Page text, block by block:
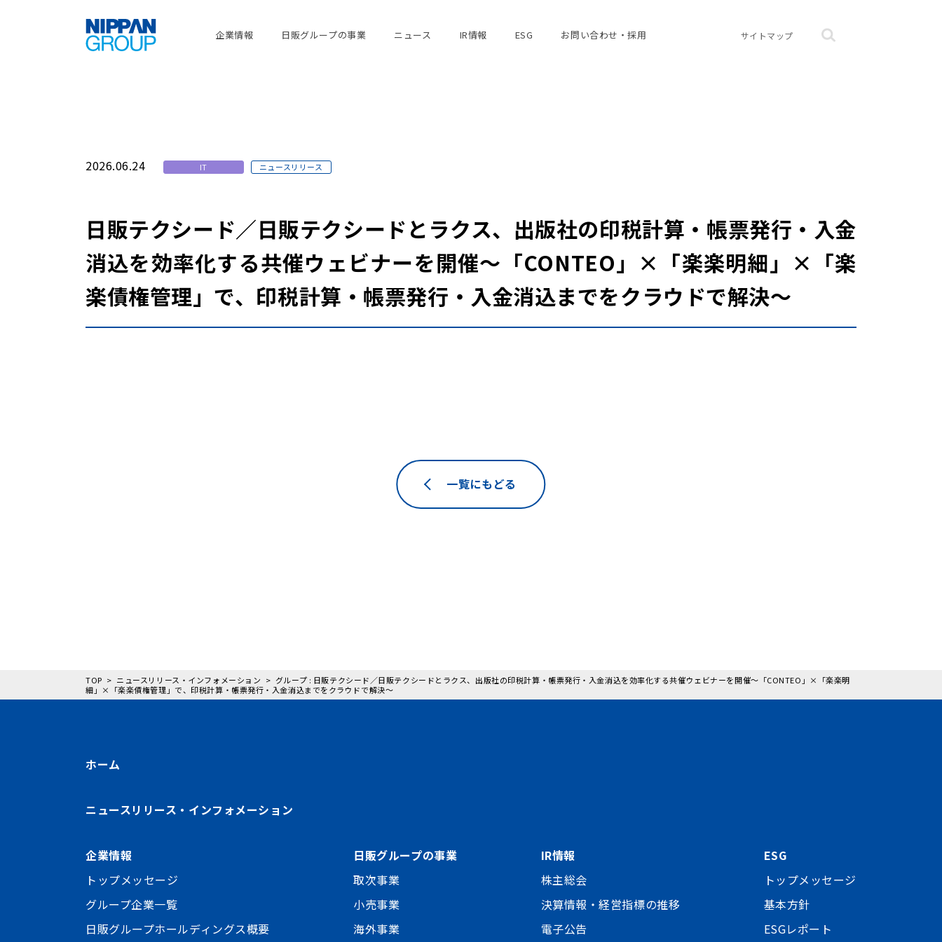
企業情報 日販グループの事業 ニュース IR情報 ESG お問い合わせ・採用 サイトマップ
2026.06.24 IT ニュースリリース
日販テクシード／日販テクシードとラクス、出版社の印税計算・帳票発行・入金
消込を効率化する共催ウェビナーを開催～「CONTEO」×「楽楽明細」×「楽
楽債権管理」で、印税計算・帳票発行・入金消込までをクラウドで解決～
一覧にもどる
TOP ニュースリリース・インフォメーション
グループ : 日販テクシード／日販テクシードとラクス、出版社の印税計算・帳票発行・入金消込を効率化する共催ウェビナーを開催～「CONTEO」×「楽楽明
細」×「楽楽債権管理」で、印税計算・帳票発行・入金消込までをクラウドで解決～
ホーム
ニュースリリース・インフォメーション
企業情報
トップメッセージ
グループ企業一覧
日販グループホールディングス概要
日販グループの事業
取次事業
小売事業
海外事業
IR情報
株主総会
決算情報・経営指標の推移
電子公告
ESG
トップメッセージ
基本方針
ESGレポート